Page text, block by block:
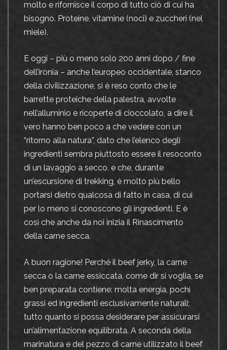
molto e rifornisce il corpo di tutto ciò di cui ha
bisogno. Proteine, vitamine (noci) e zuccheri (nel
miele).
E oggi – più o meno solo 200 anni dopo / fine
dell’ironia – anche l’europeo occidentale, stanco
della civilizzazione, si è reso conto che le
barrette proteiche della palestra, avvolte
nell’alluminio e ricoperte di cioccolato, a dire il
vero hanno ben poco a che vedere con un
“ritorno alla natura”, dato che l’elenco degli
ingredienti sembra piuttosto essere il resoconto
di un lavaggio a secco, e che, durante
un’escursione di trekking, è molto più bello
portarsi dietro qualcosa di fatto in casa, di cui
per lo meno si conoscono gli ingredienti. E è
così che anche da noi inizia il Rinascimento
della carne secca.
A buon ragione! Perché il beef jerky, la carne
secca o la carne essiccata, come dir si voglia, se
ben preparata contiene: molta energia, pochi
grassi ed ingredienti esclusivamente naturali;
tutto quanto si possa desiderare per assicurarsi
un’alimentazione equilibrata. A seconda della
marinatura e del pezzo di carne utilizzato il beef